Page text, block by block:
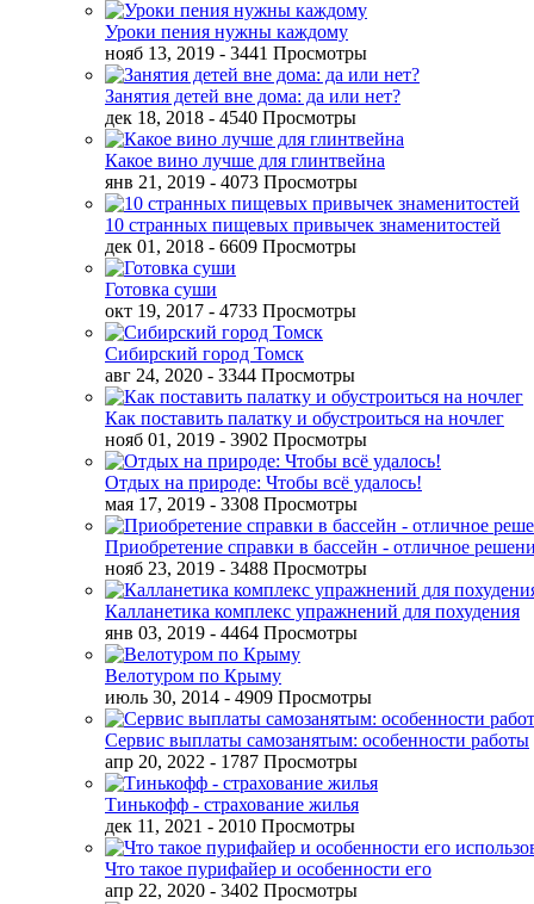
Уроки пения нужны каждому
нояб 13, 2019 - 3441 Просмотры
Занятия детей вне дома: да или нет?
дек 18, 2018 - 4540 Просмотры
Какое вино лучше для глинтвейна
янв 21, 2019 - 4073 Просмотры
10 странных пищевых привычек знаменитостей
дек 01, 2018 - 6609 Просмотры
Готовка суши
окт 19, 2017 - 4733 Просмотры
Сибирский город Томск
авг 24, 2020 - 3344 Просмотры
Как поставить палатку и обустроиться на ночлег
нояб 01, 2019 - 3902 Просмотры
Отдых на природе: Чтобы всё удалось!
мая 17, 2019 - 3308 Просмотры
Приобретение справки в бассейн - отличное
нояб 23, 2019 - 3488 Просмотры
Калланетика комплекс упражнений для похудения
янв 03, 2019 - 4464 Просмотры
Велотуром по Крыму
июль 30, 2014 - 4909 Просмотры
Сервис выплаты самозанятым: особенности работы
апр 20, 2022 - 1787 Просмотры
Тинькофф - страхование жилья
дек 11, 2021 - 2010 Просмотры
Что такое пурифайер и особенности его
апр 22, 2020 - 3402 Просмотры